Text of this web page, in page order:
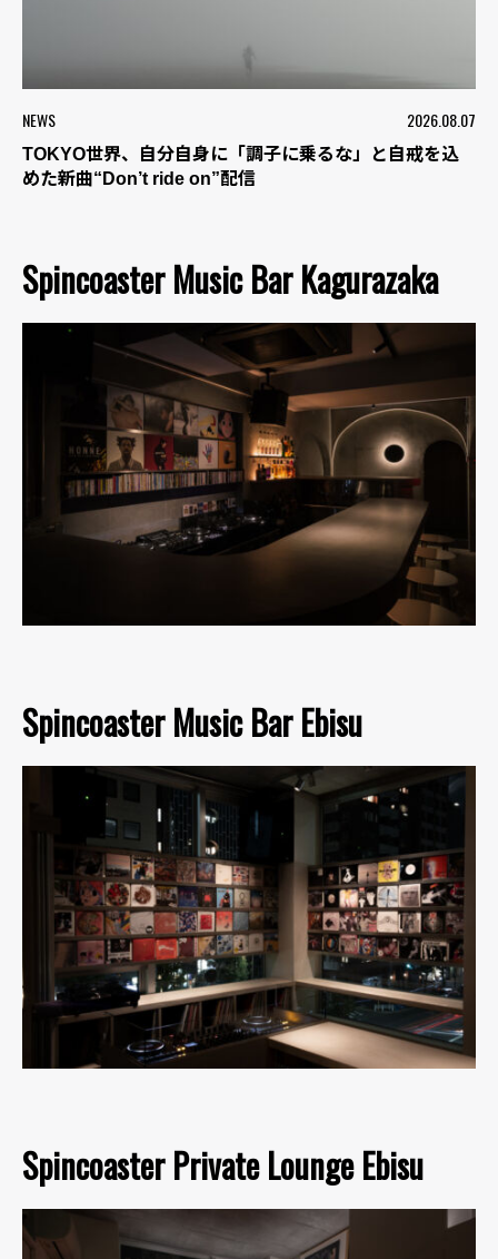
NEWS 2026.08.07
TOKYO世界、自分自身に「調子に乗るな」と自戒を込
めた新曲“Don’t ride on”配信
Spincoaster Music Bar Kagurazaka
Spincoaster Music Bar Ebisu
Spincoaster Private Lounge Ebisu